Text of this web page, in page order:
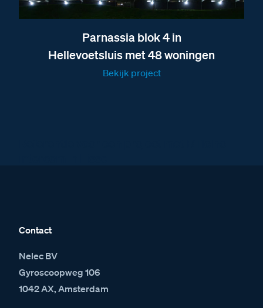
Parnassia blok 4 in
Hellevoetsluis met 48 woningen
Bekijk project
Contact
Nelec BV
Gyroscoopweg 106
1042 AX, Amsterdam